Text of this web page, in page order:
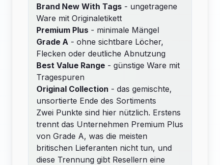
Brand New With Tags - ungetragene
Ware mit Originaletikett
Premium Plus - minimale Mängel
Grade A - ohne sichtbare Löcher,
Flecken oder deutliche Abnutzung
Best Value Range - günstige Ware mit
Tragespuren
Original Collection - das gemischte,
unsortierte Ende des Sortiments
Zwei Punkte sind hier nützlich. Erstens
trennt das Unternehmen Premium Plus
von Grade A, was die meisten
britischen Lieferanten nicht tun, und
diese Trennung gibt Resellern eine